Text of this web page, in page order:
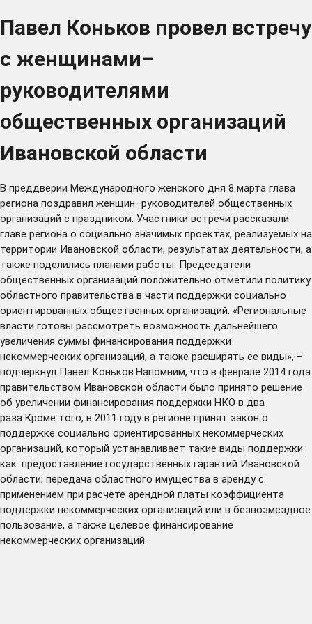
Павел Коньков провел встречу
с женщинами–
руководителями
общественных организаций
Ивановской области
В преддверии Международного женского дня 8 марта глава
региона поздравил женщин–руководителей общественных
организаций с праздником. Участники встречи рассказали
главе региона о социально значимых проектах, реализуемых на
территории Ивановской области, результатах деятельности, а
также поделились планами работы. Председатели
общественных организаций положительно отметили политику
областного правительства в части поддержки социально
ориентированных общественных организаций. «Региональные
власти готовы рассмотреть возможность дальнейшего
увеличения суммы финансирования поддержки
некоммерческих организаций, а также расширять ее виды», –
подчеркнул Павел Коньков.Напомним, что в феврале 2014 года
правительством Ивановской области было принято решение
об увеличении финансирования поддержки НКО в два
раза.Кроме того, в 2011 году в регионе принят закон о
поддержке социально ориентированных некоммерческих
организаций, который устанавливает такие виды поддержки
как: предоставление государственных гарантий Ивановской
области; передача областного имущества в аренду с
применением при расчете арендной платы коэффициента
поддержки некоммерческих организаций или в безвозмездное
пользование, а также целевое финансирование
некоммерческих организаций.